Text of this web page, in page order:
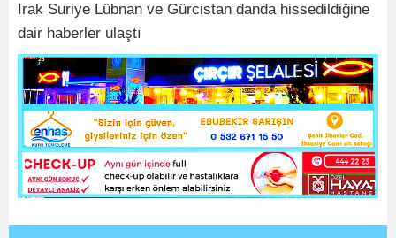
Irak Suriye Lübnan ve Gürcistan danda hissedildiğine
dair haberler ulaştı